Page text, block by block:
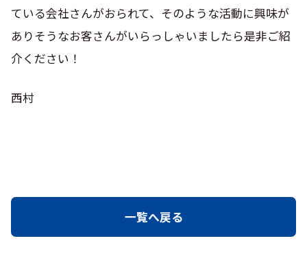
ている会社さんがおられて、そのような活動に興味が
ありそうなお客さんがいらっしゃいましたら是非ご紹
介ください！
西村
一覧へ戻る